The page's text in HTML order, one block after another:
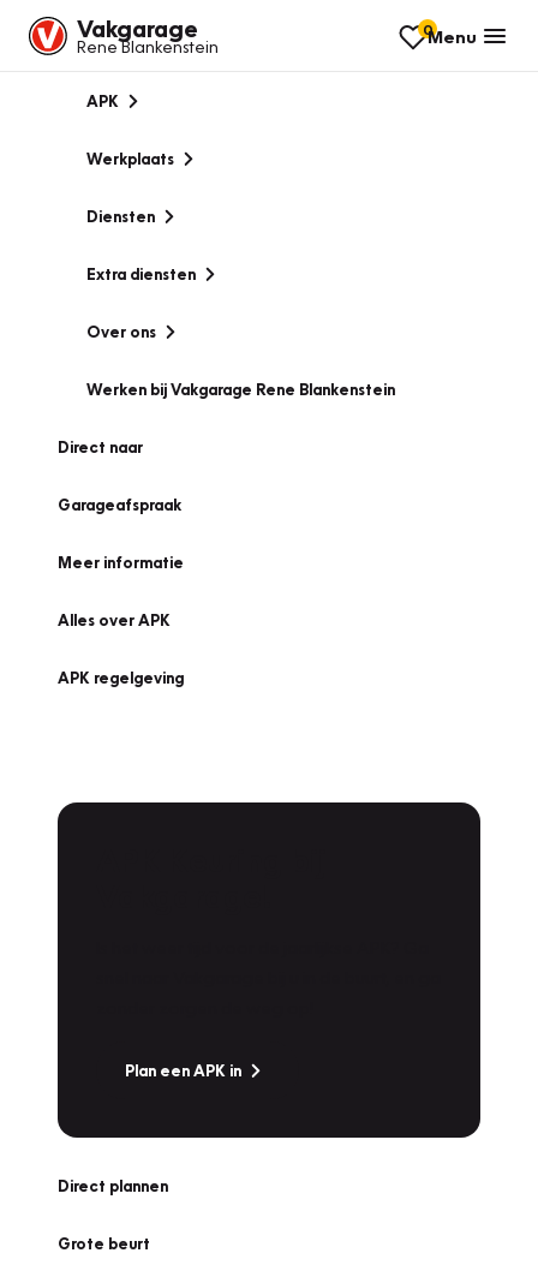
Vakgarage
Rene Blankenstein
0Menu
APK
Werkplaats
Diensten
Extra diensten
Over ons
Werken bij Vakgarage Rene Blankenstein
Direct naar
Garageafspraak
Meer informatie
Alles over APK
APK regelgeving
Plan een APK in
Direct plannen
Grote beurt